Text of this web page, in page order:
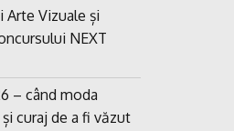
Vizuale și
NEXT
– când moda
curaj de a fi văzut